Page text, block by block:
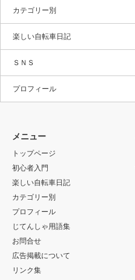
カテゴリー別
楽しい自転車日記
ＳＮＳ
プロフィール
メニュー
トップページ
初心者入門
楽しい自転車日記
カテゴリー別
プロフィール
じてんしゃ用語集
お問合せ
広告掲載について
リンク集